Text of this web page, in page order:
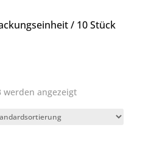
/ 10 Stück
werden angezeigt